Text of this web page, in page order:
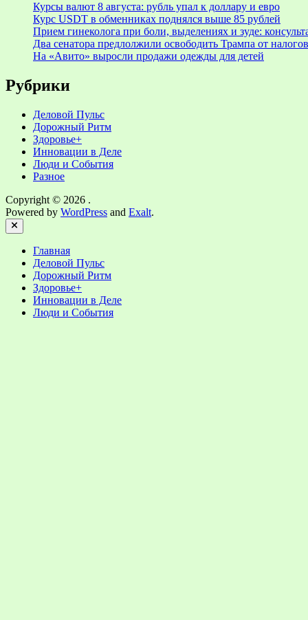
Курсы валют 8 августа: рубль упал к доллару и евро
Курс USDT в обменниках поднялся выше 85 рублей
Прием гинеколога при боли, выделениях и зуде:
Два сенатора предлолжили освободить Трампа от
На «Авито» выросли продажи одежды для детей
Рубрики
Деловой Пульс
Дорожный Ритм
Здоровье+
Инновации в Деле
Люди и События
Разное
Copyright © 2026 .
Powered by WordPress and Exalt.
Close
Главная
Деловой Пульс
Дорожный Ритм
Здоровье+
Инновации в Деле
Люди и События